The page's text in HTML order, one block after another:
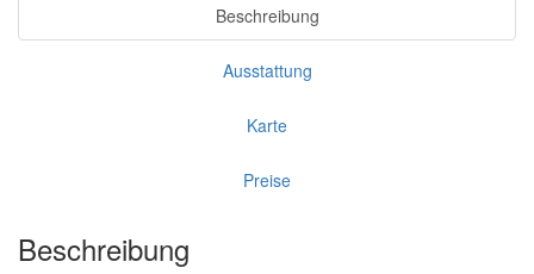
Beschreibung
Ausstattung
Karte
Preise
Beschreibung